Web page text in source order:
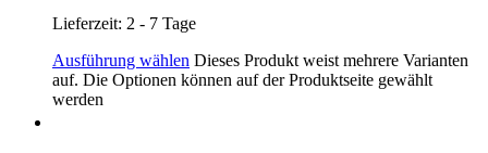
Lieferzeit: 2 - 7 Tage
Ausführung wählen Dieses Produkt weist mehrere Varianten
auf. Die Optionen können auf der Produktseite gewählt
werden